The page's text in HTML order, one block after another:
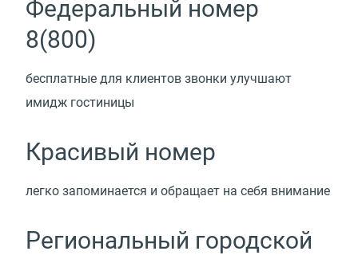
Федеральный номер
8(800)
бесплатные для клиентов звонки улучшают
имидж гостиницы
Красивый номер
легко запоминается и обращает на себя внимание
Региональный городской